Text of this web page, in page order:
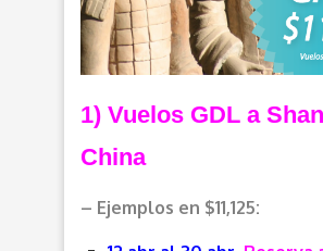
1) Vuelos GDL a
China
– Ejemplos en $11,125: